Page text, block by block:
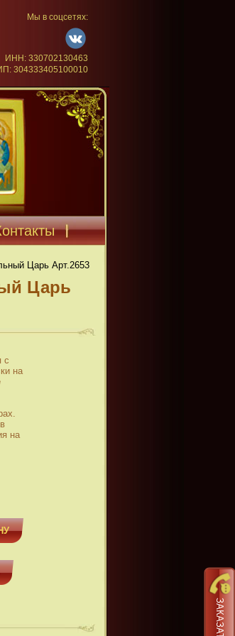
Мы в соцсетях:
ИНН: 330702130463
304333405100010
Царь Арт.2653
Царь
с
на
на